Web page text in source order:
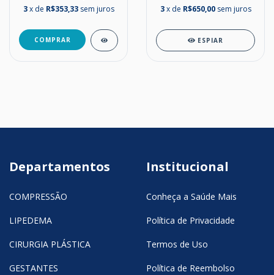
3 x de R$353,33 sem juros
COMPRAR
3 x de R$650,00 sem juros
ESPIAR
Departamentos
COMPRESSÃO
LIPEDEMA
CIRURGIA PLÁSTICA
GESTANTES
Institucional
Conheça a Saúde Mais
Política de Privacidade
Termos de Uso
Política de Reembolso